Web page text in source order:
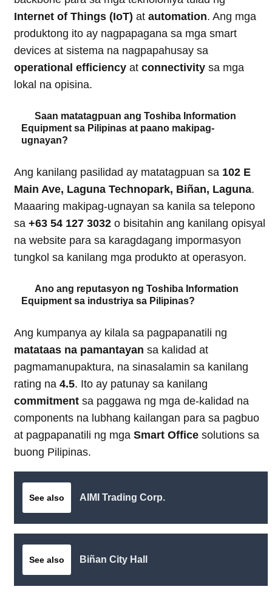
Internet of Things (IoT) at automation. Ang mga
produktong ito ay nagpapagana sa mga smart
devices at sistema na nagpapahusay sa
operational efficiency at connectivity sa mga
lokal na opisina.
Saan matatagpuan ang Toshiba Information
Equipment sa Pilipinas at paano makipag-
ugnayan?
Ang kanilang pasilidad ay matatagpuan sa 102 E
Main Ave, Laguna Technopark, Biñan, Laguna.
Maaaring makipag-ugnayan sa kanila sa telepono
sa +63 54 127 3032 o bisitahin ang kanilang opisyal
na website para sa karagdagang impormasyon
tungkol sa kanilang mga produkto at operasyon.
Ano ang reputasyon ng Toshiba Information
Equipment sa industriya sa Pilipinas?
Ang kumpanya ay kilala sa pagpapanatili ng
matataas na pamantayan sa kalidad at
pagmamanupaktura, na sinasalamin sa kanilang
rating na 4.5. Ito ay patunay sa kanilang
commitment sa paggawa ng mga de-kalidad na
components na lubhang kailangan para sa pagbuo
at pagpapanatili ng mga Smart Office solutions sa
buong Pilipinas.
See also AIMI Trading Corp.
See also Biñan City Hall